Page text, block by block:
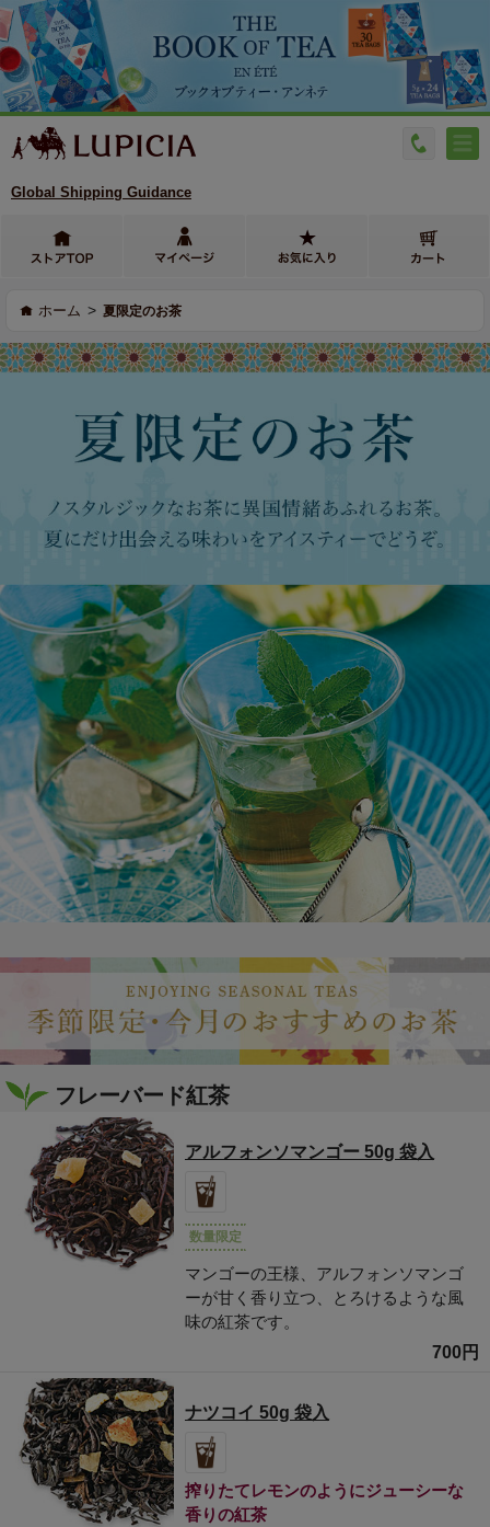
Global Shipping Guidance
ホーム > 夏限定のお茶
フレーバード紅茶
アルフォンソマンゴー 50g 袋入
数量限定
マンゴーの王様、アルフォンソマンゴ
ーが甘く香り立つ、とろけるような風
味の紅茶です。
700円
ナツコイ 50g 袋入
搾りたてレモンのようにジューシーな
香りの紅茶